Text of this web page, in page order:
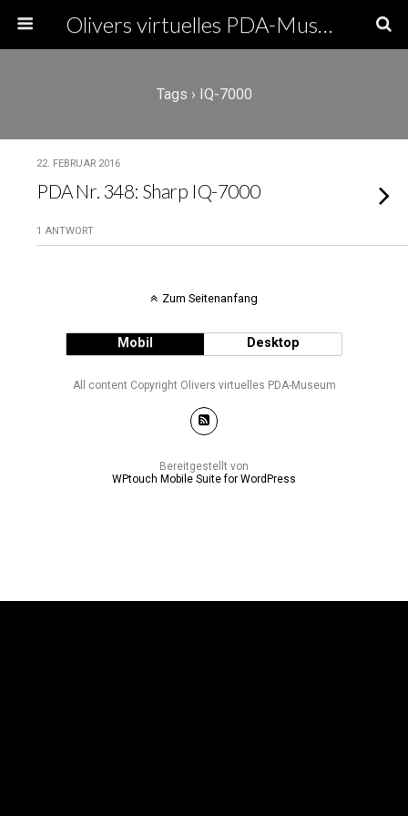
Olivers virtuelles PDA-Museum
Tags › IQ-7000
22. FEBRUAR 2016
PDA Nr. 348: Sharp IQ-7000
1 ANTWORT
Zum Seitenanfang
Mobil Desktop
All content Copyright Olivers virtuelles PDA-Museum
Bereitgestellt von
WPtouch Mobile Suite for WordPress